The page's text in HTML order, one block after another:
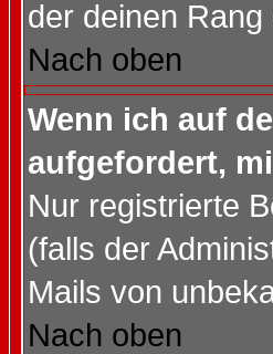
der deinen
Nach oben
Wenn ich auf
aufgefordert,
Nur registrierte
(falls der
Mails von
Nach oben